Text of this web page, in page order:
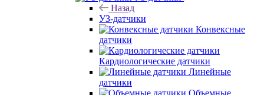
Назад
УЗ-датчики
Конвексные
датчики
Кардиологические датчики
Линейные
датчики
Объемные